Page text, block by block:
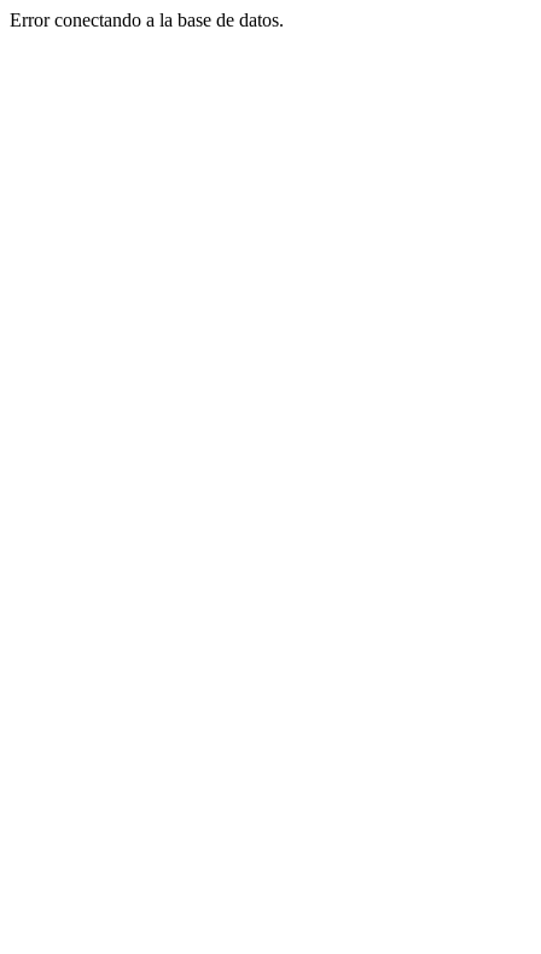
Error conectando a la base de datos.